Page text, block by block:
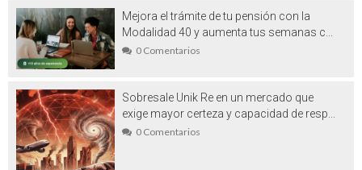
materiales textiles
Vehículos de ocasión en venta en
Barcelona: un símbolo de la era actual
Washi tape es el aliado perfecto para tus
más geniales ideas manuales
Beneficios del marketing translation
Mejora el trámite de tu pensión con la
Modalidad 40 y aumenta tus semanas c...
0 Comentarios
Sobresale Unik Re en un mercado que
exige mayor certeza y capacidad de resp...
0 Comentarios